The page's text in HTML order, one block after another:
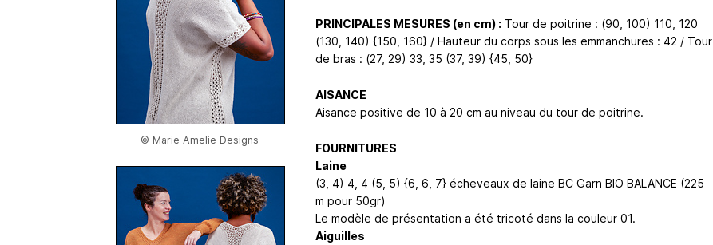
© Marie Amelie Designs
PRINCIPALES MESURES (en cm) : Tour de poitrine : (90, 100) 110, 120
(130, 140) {150, 160} / Hauteur du corps sous les emmanchures : 42 / Tour
de bras : (27, 29) 33, 35 (37, 39) {45, 50}
AISANCE
Aisance positive de 10 à 20 cm au niveau du tour de poitrine.
FOURNITURES
Laine
(3, 4) 4, 4 (5, 5) {6, 6, 7} écheveaux de laine BC Garn BIO BALANCE (225
m pour 50gr)
Le modèle de présentation a été tricoté dans la couleur 01.
Aiguilles